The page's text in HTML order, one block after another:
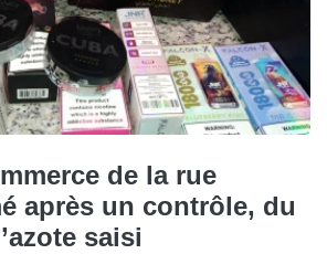
de la rue
après un contrôle, du
saisi